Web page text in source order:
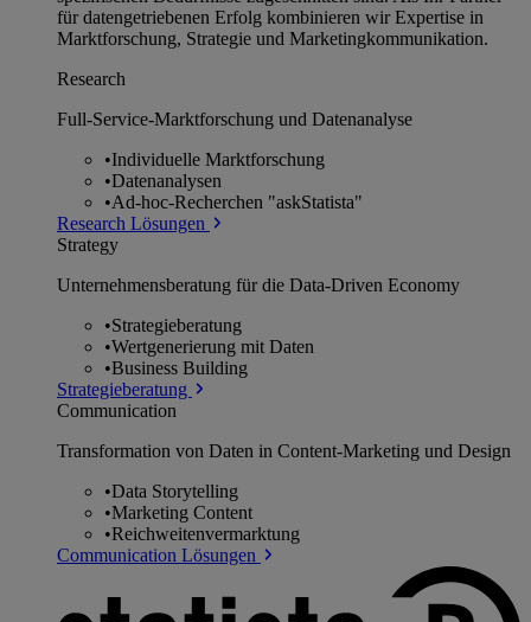
für datengetriebenen Erfolg kombinieren wir Expertise in
Marktforschung, Strategie und Marketingkommunikation.
Research
Full-Service-Marktforschung und Datenanalyse
•Individuelle Marktforschung
•Datenanalysen
•Ad-hoc-Recherchen "askStatista"
Research Lösungen
Strategy
Unternehmens­beratung für die Data-Driven Economy
•Strategieberatung
•Wertgenerierung mit Daten
•Business Building
Strategieberatung
Communication
Transformation von Daten in Content-Marketing und Design
•Data Storytelling
•Marketing Content
•Reichweitenvermarktung
Communication Lösungen